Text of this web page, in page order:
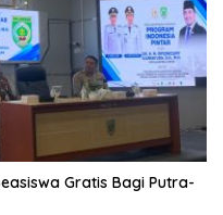
Gratis Bagi Putra-